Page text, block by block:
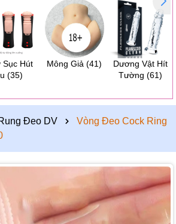
Sục Hút
(35)
Mông Giả (41)
Dương Vật Hít
Tường (61)
Đeo DV
Vòng Đeo Cock Ring